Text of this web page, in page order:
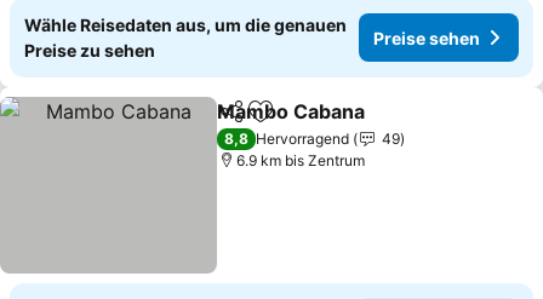
Wähle Reisedaten aus, um die genauen
Preise zu sehen
Preise sehen
TeilenZu Favoriten hinzufügen
Mambo Cabana
8,8 Hervorragend
49
6.9 km bis Zentrum